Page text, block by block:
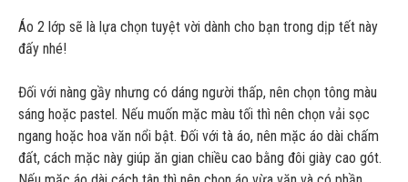
Áo 2 lớp sẽ là lựa chọn tuyệt vời dành cho bạn trong dịp tết này
đấy nhé!
Đối với nàng gầy nhưng có dáng người thấp, nên chọn tông màu
sáng hoặc pastel. Nếu muốn mặc màu tối thì nên chọn vải sọc
ngang hoặc hoa văn nổi bật. Đối với tà áo, nên mặc áo dài chấm
đất, cách mặc này giúp ăn gian chiều cao bằng đôi giày cao gót.